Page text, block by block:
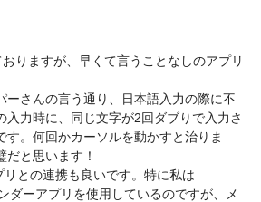
りますが、早くて言うことなしのアプリ
ーさんの言う通り、日本語入力の際に不
入力時に、同じ文字が2回ダブりで入力さ
す。何回かカーソルを動かすと治りま
と思います！
との連携も良いです。特に私は
ダーアプリを使用しているのですが、メ